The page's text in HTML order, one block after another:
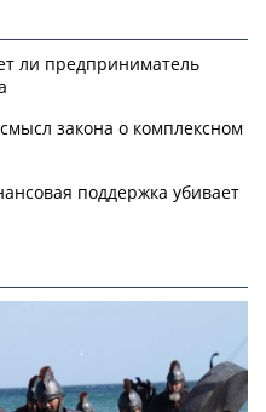
ли предприниматель
закона о комплексном
поддержка убивает